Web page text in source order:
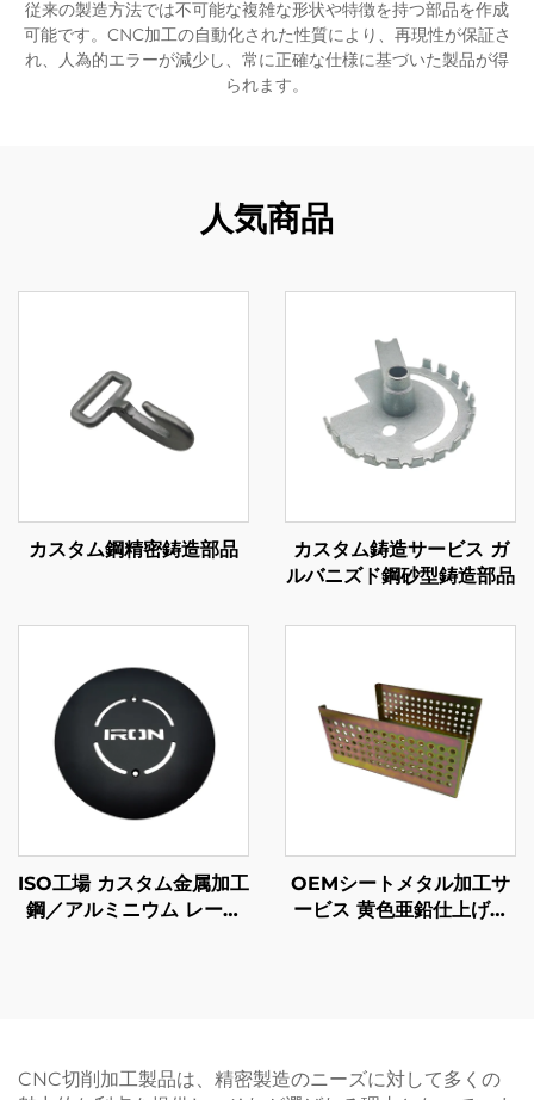
従来の製造方法では不可能な複雑な形状や特徴を持つ部品を作成
可能です。CNC加工の自動化された性質により、再現性が保証さ
れ、人為的エラーが減少し、常に正確な仕様に基づいた製品が得
られます。
人気商品
カスタム鋼精密鋳造部品
カスタム鋳造サービス ガ
ルバニズド鋼砂型鋳造部品
ISO工場 カスタム金属加工
鋼／アルミニウム レーザ
OEMシートメタル加工サ
ービス 黄色亜鉛仕上げの
CNC切削加工製品は、精密製造のニーズに対して多くの